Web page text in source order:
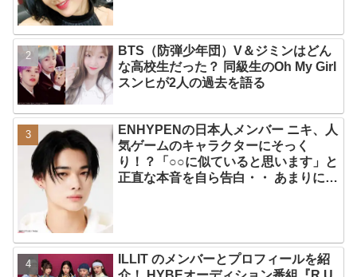
BTS（防弾少年団）V＆ジミンはどん
な高校生だった？ 同級生のOh My Girl
スンヒが2人の過去を語る
ENHYPENの日本人メンバー ニキ、人
気ゲームのキャラクターにそっく
り！？「○○に似ていると思います」と
正直な本音を自ら告白・・ あまりにも
ILLIT のメンバーとプロフィールを紹